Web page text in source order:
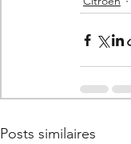
Posts similaires